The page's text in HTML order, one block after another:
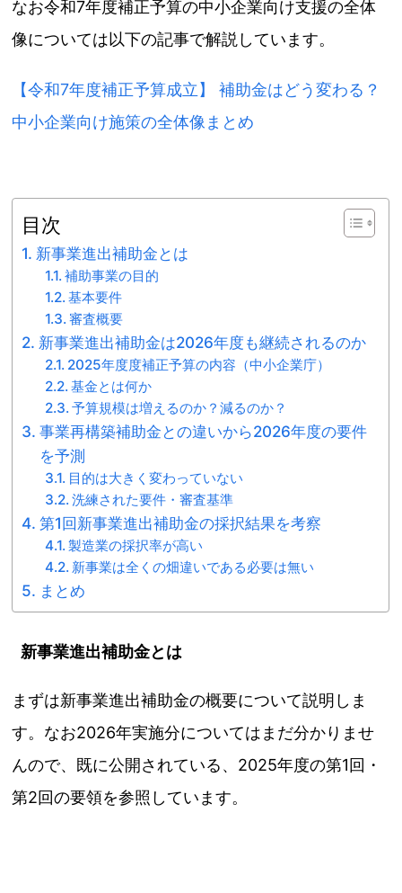
なお令和7年度補正予算の中小企業向け支援の全体
像については以下の記事で解説しています。
【令和7年度補正予算成立】 補助金はどう変わる？
中小企業向け施策の全体像まとめ
目次
新事業進出補助金とは
補助事業の目的
基本要件
審査概要
新事業進出補助金は2026年度も継続されるのか
2025年度度補正予算の内容（中小企業庁）
基金とは何か
予算規模は増えるのか？減るのか？
事業再構築補助金との違いから2026年度の要件
を予測
目的は大きく変わっていない
洗練された要件・審査基準
第1回新事業進出補助金の採択結果を考察
製造業の採択率が高い
新事業は全くの畑違いである必要は無い
まとめ
新事業進出補助金とは
まずは新事業進出補助金の概要について説明しま
す。なお2026年実施分についてはまだ分かりませ
んので、既に公開されている、2025年度の第1回・
第2回の要領を参照しています。